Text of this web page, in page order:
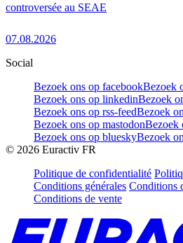
controversée au SEAE
07.08.2026
Social
Bezoek ons op facebookBezoek
Bezoek ons op linkedinBezoek
Bezoek ons op rss-feedBezoek
Bezoek ons op mastodonBezoek
Bezoek ons op blueskyBezoek
© 2026 Euractiv FR
Politique de confidentialité
Conditions générales Conditions
Conditions de vente